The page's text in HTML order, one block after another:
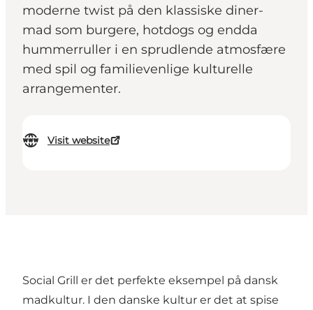
moderne twist på den klassiske diner-
mad som burgere, hotdogs og endda
hummerruller i en sprudlende atmosfære
med spil og familievenlige kulturelle
arrangementer.
Visit website
Social Grill er det perfekte eksempel på dansk
madkultur. I den danske kultur er det at spise